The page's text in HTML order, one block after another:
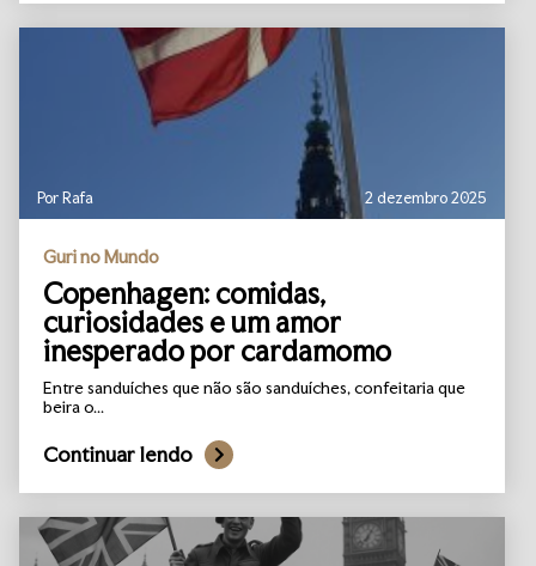
Por Rafa 2 dezembro 2025
Guri no Mundo
Copenhagen: comidas,
curiosidades e um amor
inesperado por cardamomo
Entre sanduíches que não são sanduíches, confeitaria que
beira o...
Continuar lendo